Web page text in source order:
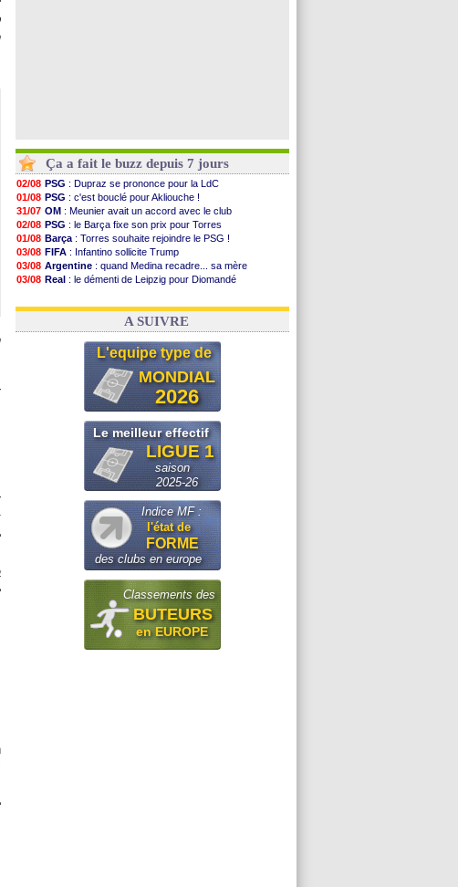
Ça a fait le buzz depuis 7 jours
02/08 PSG : Dupraz se prononce pour la LdC
01/08 PSG : c'est bouclé pour Akliouche !
31/07 OM : Meunier avait un accord avec le club
02/08 PSG : le Barça fixe son prix pour Torres
01/08 Barça : Torres souhaite rejoindre le PSG !
03/08 FIFA : Infantino sollicite Trump
03/08 Argentine : quand Medina recadre... sa mère
03/08 Real : le démenti de Leipzig pour Diomandé
31/07 FIFA: le conseiller d'Infantino démissionne !
A SUIVRE
L'equipe type de
MONDIAL
2026
Le meilleur effectif
LIGUE 1
saison
2025-26
Indice MF :
l'état de
FORME
des clubs en europe
Classements des
BUTEURS
en EUROPE